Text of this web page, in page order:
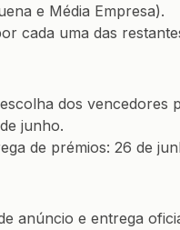
e Média Empresa).
cada uma das
dos vencedores
junho.
de prémios: 26 de
anúncio e entrega